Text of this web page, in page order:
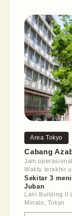
Area Tokyo
Cabang
Jam operasional
Waktu terakhir
Sekitar 3
Juban
Lani Building II
Minato, Tokyo